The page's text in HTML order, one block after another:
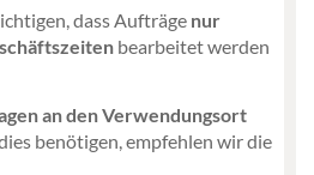
dass Aufträge nur
bearbeitet werden
an den Verwendungsort
benötigen, empfehlen wir die